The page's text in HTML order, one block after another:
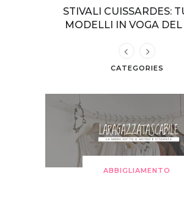
STIVALI CUISSARDES:
MODELLI IN VOGA
CATEGORIES
ABBIGLIAMENTO